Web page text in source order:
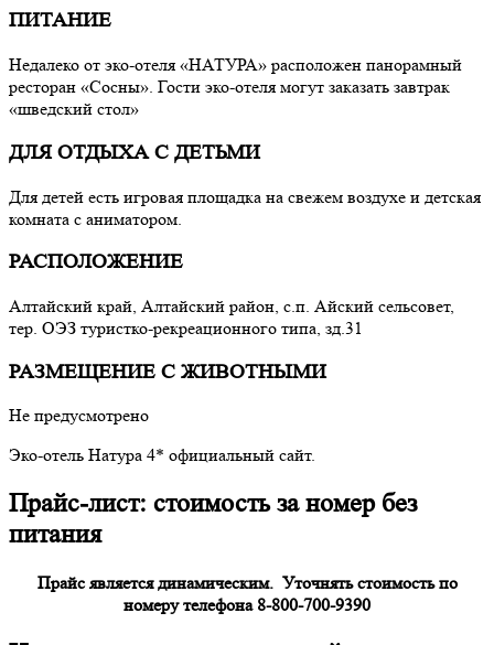
ПИТАНИЕ
Недалеко от эко-отеля «НАТУРА» расположен панорамный
ресторан «Сосны». Гости эко-отеля могут заказать завтрак
«шведский стол»
ДЛЯ ОТДЫХА С ДЕТЬМИ
Для детей есть игровая площадка на свежем воздухе и детская
комната с аниматором.
РАСПОЛОЖЕНИЕ
Алтайский край, Алтайский район, с.п. Айский сельсовет,
тер. ОЭЗ туристко-рекреационного типа, зд.31
РАЗМЕЩЕНИЕ С ЖИВОТНЫМИ
Не предусмотрено
Эко-отель Натура 4* официальный сайт.
Прайс-лист: стоимость за номер без
питания
Прайс является динамическим. Уточнять стоимость по
номеру телефона 8-800-700-9390